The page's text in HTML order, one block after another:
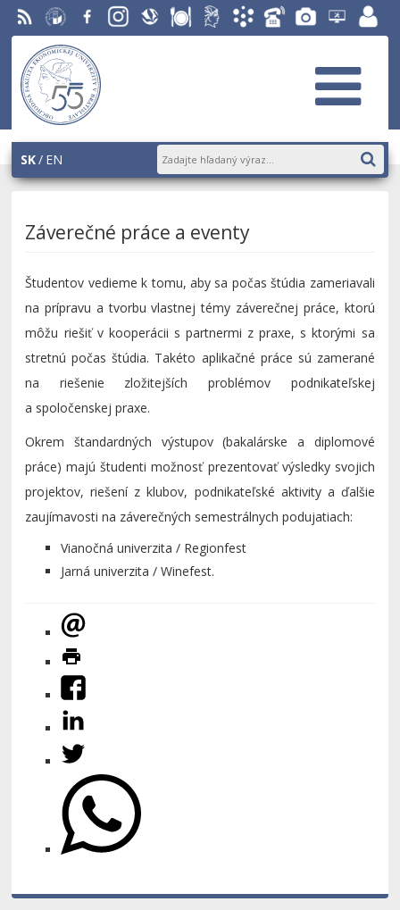
RSS EU v
Bratislave
FacebookInstagramSlovenskáStravovanie
ŠtudentskýAkademický
TelefónnyFotogaléria
Helpdesk
EUBAportál
SK EN
Záverečné práce a eventy
Študentov vedieme k tomu, aby sa počas štúdia zameriavali
na prípravu a tvorbu vlastnej témy záverečnej práce, ktorú
môžu riešiť v kooperácii s partnermi z praxe, s ktorými sa
stretnú počas štúdia. Takéto aplikačné práce sú zamerané
na riešenie zložitejších problémov podnikateľskej
a spoločenskej praxe.
Okrem štandardných výstupov (bakalárske a diplomové
práce) majú študenti možnosť prezentovať výsledky svojich
projektov, riešení z klubov, podnikateľské aktivity a ďalšie
zaujímavosti na záverečných semestrálnych podujatiach:
Vianočná univerzita / Regionfest
Jarná univerzita / Winefest.